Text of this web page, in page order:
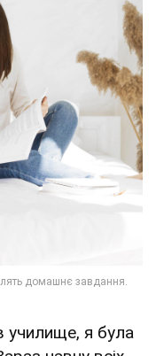
училище, я була